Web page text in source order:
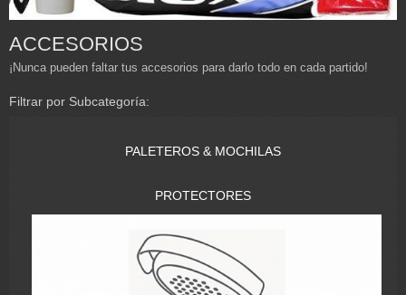
ACCESORIOS
¡Nunca pueden faltar tus accesorios para darlo todo en cada partido!
Filtrar por Subcategoría:
PALETEROS & MOCHILAS
PROTECTORES